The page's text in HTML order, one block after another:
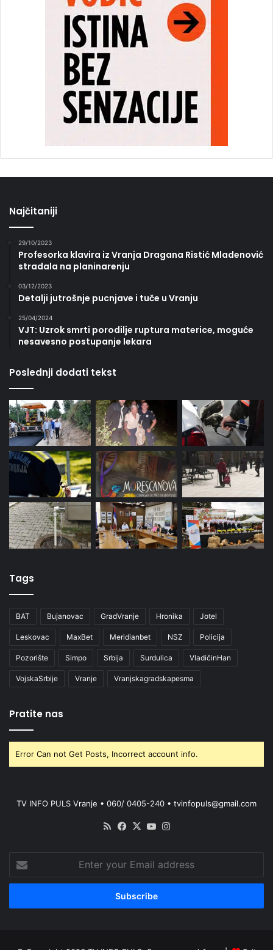
Najčitaniji
29/10/2023
Profesorka klavira iz Vranja Dragana Ristić Mladenović
stradala na planinarenju
03/12/2023
Detalji jutrošnje pucnjave i tuče u Vranju
25/04/2024
VJT: Uzrok smrti porodilje ruptura materice, moguće
nesavesno postupanje lekara
Poslednji dodati tekst
Tags
BAT Bujanovac GradVranje Hronika Jotel
Leskovac MaxBet Meridianbet NSZ Policija
Pozorište Simpo Srbija Surdulica VladičinHan
VojskaSrbije Vranje Vranjskagradskapesma
Pratite nas
Error Can not Get Posts, Incorrect account info.
TV INFO PULS Vranje • 060/ 0405-240 • tvinfopuls@gmail.com
RSS Facebook
X YouTube
your
Email